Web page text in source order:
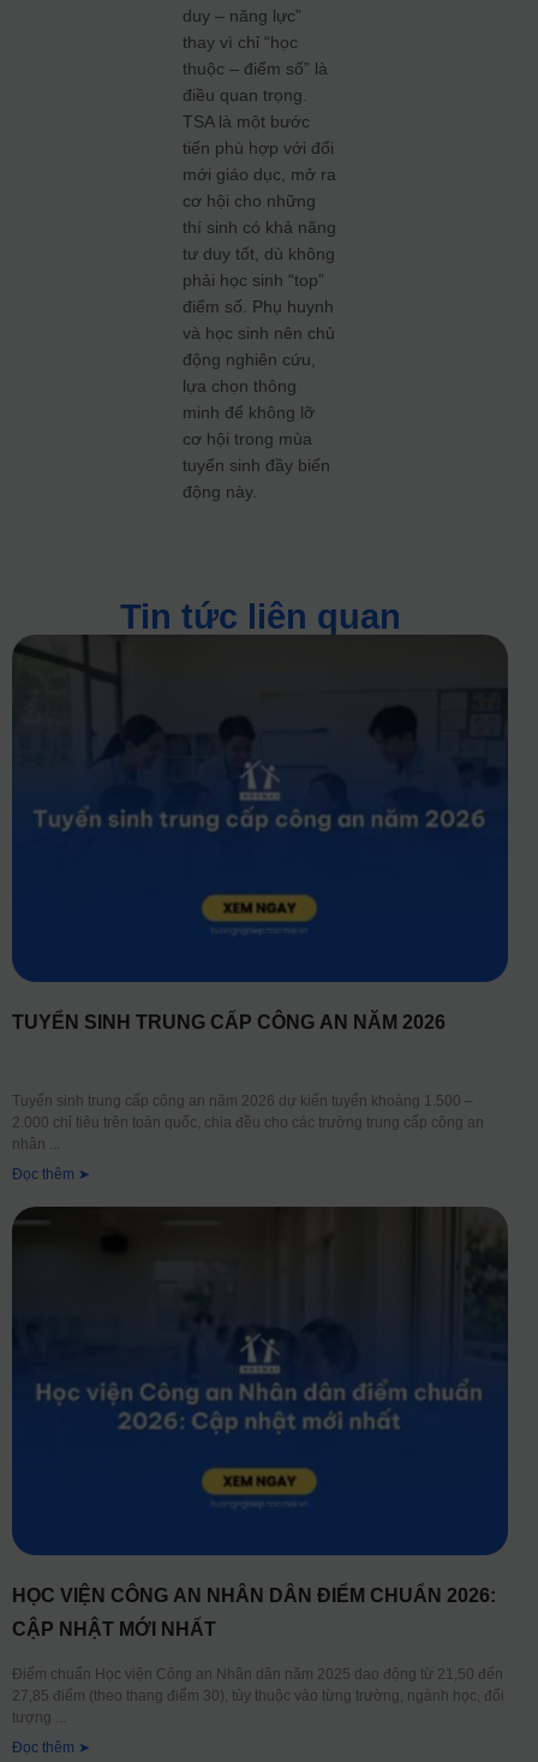
duy – năng lực”
thay vì chỉ “học
thuộc – điểm số” là
điều quan trọng.
TSA là một bước
tiến phù hợp với đổi
mới giáo dục, mở ra
cơ hội cho những
thí sinh có khả năng
tư duy tốt, dù không
phải học sinh “top”
điểm số. Phụ huynh
và học sinh nên chủ
động nghiên cứu,
lựa chọn thông
minh để không lỡ
cơ hội trong mùa
tuyển sinh đầy biến
động này.
Tin tức liên quan
TUYỂN SINH TRUNG CẤP CÔNG AN NĂM 2026
Tuyển sinh trung cấp công an năm 2026 dự kiến tuyển khoảng 1.500 –
2.000 chỉ tiêu trên toàn quốc, chia đều cho các trường trung cấp công an
nhân
Đọc thêm ➤
HỌC VIỆN CÔNG AN NHÂN DÂN ĐIỂM CHUẨN 2026:
CẬP NHẬT MỚI NHẤT
Điểm chuẩn Học viện Công an Nhân dân năm 2025 dao động từ 21,50 đến
27,85 điểm (theo thang điểm 30), tùy thuộc vào từng trường, ngành học, đối
tượng
Đọc thêm ➤